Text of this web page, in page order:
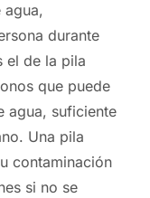
durante
el de la pila
que puede
agua, suficiente
Una pila
contaminación
si no se